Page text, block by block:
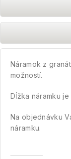
Náramok z
možností.
Dĺžka náramku je
Na objednávku
náramku.